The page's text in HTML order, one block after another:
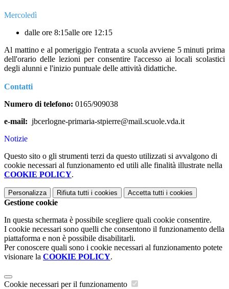
Mercoledì
dalle ore 8:15alle ore 12:15
Al mattino e al pomeriggio l'entrata a scuola avviene 5 minuti prima
dell'orario delle lezioni per consentire l'accesso ai locali scolastici
degli alunni e l'inizio puntuale delle attività didattiche.
Contatti
Numero di telefono: 0165/909038
e-mail: jbcerlogne-primaria-stpierre@mail.scuole.vda.it
Notizie
Questo sito o gli strumenti terzi da questo utilizzati si avvalgono di
cookie necessari al funzionamento ed utili alle finalità illustrate nella
COOKIE POLICY.
Personalizza Rifiuta tutti i cookies Accetta tutti i cookies
Gestione cookie
In questa schermata è possibile scegliere quali cookie consentire.
I cookie necessari sono quelli che consentono il funzionamento della
piattaforma e non è possibile disabilitarli.
Per conoscere quali sono i cookie necessari al funzionamento potete
visionare la COOKIE POLICY.
Cookie necessari per il funzionamento